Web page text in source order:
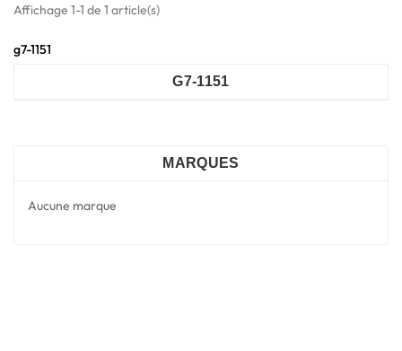
Affichage 1-1 de 1 article(s)
g7-1151
G7-1151
MARQUES
Aucune marque